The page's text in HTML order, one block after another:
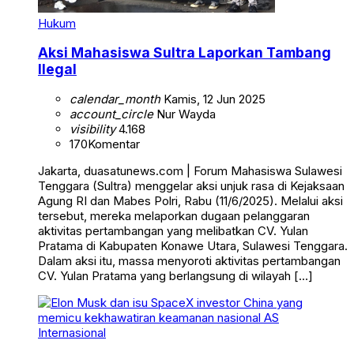
Hukum
Aksi Mahasiswa Sultra Laporkan Tambang
Ilegal
calendar_monthKamis, 12 Jun 2025
account_circleNur Wayda
visibility4.168
170Komentar
Jakarta, duasatunews.com | Forum Mahasiswa Sulawesi
Tenggara (Sultra) menggelar aksi unjuk rasa di Kejaksaan
Agung RI dan Mabes Polri, Rabu (11/6/2025). Melalui aksi
tersebut, mereka melaporkan dugaan pelanggaran
aktivitas pertambangan yang melibatkan CV. Yulan
Pratama di Kabupaten Konawe Utara, Sulawesi Tenggara.
Dalam aksi itu, massa menyoroti aktivitas pertambangan
CV. Yulan Pratama yang berlangsung di wilayah […]
Internasional